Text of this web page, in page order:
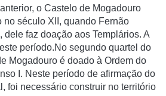
o Castelo de Mogadouro
no século XII, quando Fernão
dele faz doação aos Templários. A
período.No segundo quartel do
Mogadouro é doado à Ordem do
I. Neste período de afirmação do
foi necessário construir no território